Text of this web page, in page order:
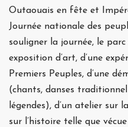
Outaouais en fête et
Journée nationale des
souligner la journée, le parc
exposition d’art, d’une
Premiers Peuples, d’une
(chants, danses
légendes), d’un atelier sur
sur l’histoire telle que